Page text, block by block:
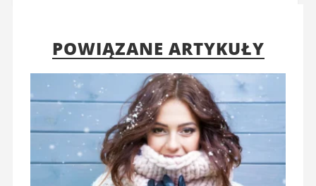
POWIĄZANE ARTYKUŁY